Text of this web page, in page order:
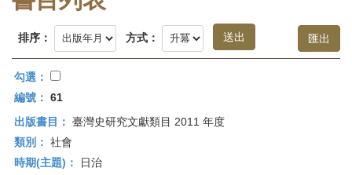
究
院-
臺
灣
史
研
排序： 方式：
勾選：
編號： 61
出版書目： 臺灣史研究文獻類目 2011 年度
類別： 社會
時期(主題)：
日治